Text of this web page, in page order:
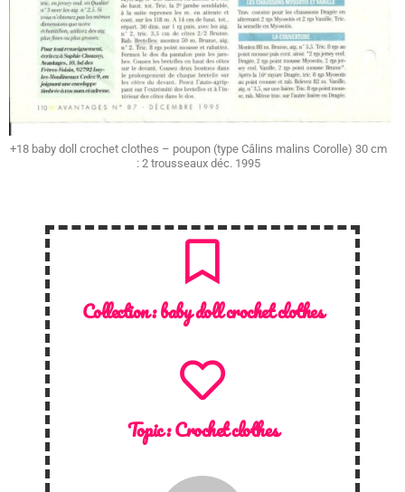
+18 baby doll crochet clothes – poupon (type Câlins malins Corolle) 30 cm
: 2 trousseaux déc. 1995
Collection :baby doll crochet clothes
Topic :Crochet clothes